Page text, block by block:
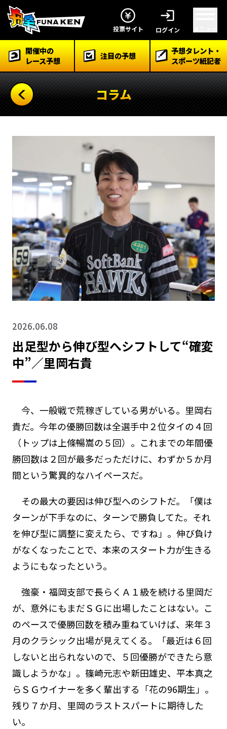
投票サイト ログイン
開催中のレース予想
注目の予想
予想タレント・スポーツ紙記者
対象レーススケジュール
ニュース・コラム
サイト案内
プライバシーポリシー
サイトポリシー
リンク集
開催中の
レース予想
注目の予想
予想タレント・
スポーツ紙記者
コラム
2026.06.08
出足型から伸び型へシフトして“確変
中”／里岡右貴
今、一般戦で荒稼ぎしている男がいる。里岡右
貴だ。今年の優勝回数は全選手中２位タイの４回
（トップは上條暢嵩の５回）。これまでの年間優
勝回数は２回が最多だっただけに、わずか５か月
間という驚異的なハイペースだ。
その最大の要因は伸び型へのシフトだ。「僕は
ターンが下手なのに、ターンで勝負してた。それ
を伸び型に調整に変えたら、ですね」。伸び負け
がなくなったことで、本来のスタート力が生きる
ようにもなったという。
強豪・福岡支部で長らくＡ１級を続ける里岡だ
が、意外にもまだＳＧに出場したことはない。こ
のペースで優勝回数を積み重ねていけば、来年３
月のクラシック出場が見えてくる。「最近は６回
しないと出られないので、５回優勝ができたら意
識しようかな」。篠崎元志や新田雄史、平本真之
らＳＧウイナーを多く輩出する「花の96期生」。
残り７か月、里岡のラストスパートに期待した
い。